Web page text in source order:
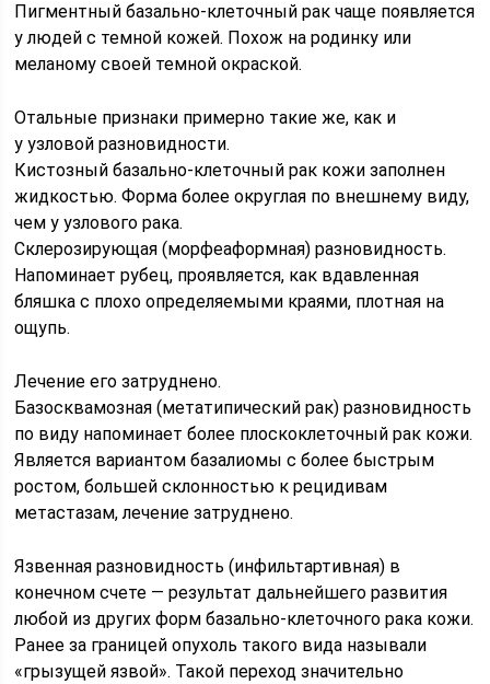
Пигментный базально-клеточный рак чаще появляется
у людей с темной кожей. Похож на родинку или
меланому своей темной окраской.
Отальные признаки примерно такие же, как и
у узловой разновидности.
Кистозный базально-клеточный рак кожи заполнен
жидкостью. Форма более округлая по внешнему виду,
чем у узлового рака.
Склерозирующая (морфеаформная) разновидность.
Напоминает рубец, проявляется, как вдавленная
бляшка с плохо определяемыми краями, плотная на
ощупь.
Лечение его затруднено.
Базосквамозная (метатипический рак) разновидность
по виду напоминает более плоскоклеточный рак кожи.
Является вариантом базалиомы с более быстрым
ростом, большей склонностью к рецидивам
метастазам, лечение затруднено.
Язвенная разновидность (инфильтартивная) в
конечном счете — результат дальнейшего развития
любой из других форм базально-клеточного рака кожи.
Ранее за границей опухоль такого вида называли
«грызущей язвой». Такой переход значительно